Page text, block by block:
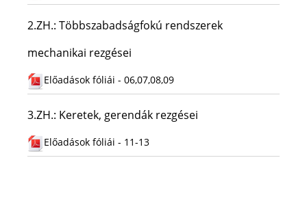
2.ZH.: Többszabadságfokú rendszerek
mechanikai rezgései
Előadások fóliái - 06,07,08,09
3.ZH.: Keretek, gerendák rezgései
Előadások fóliái - 11-13